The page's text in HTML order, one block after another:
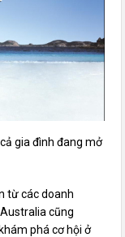
gia đình đang mở
từ các doanh
cũng
phá cơ hội ở